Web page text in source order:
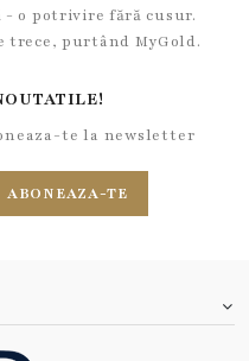
o potrivire fără cusur.
trece, purtând MyGold.
te la newsletter
ABONEAZA-TE